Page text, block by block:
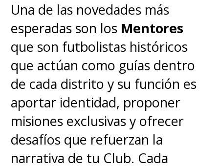
Una de las novedades más
esperadas son los Mentores
que son futbolistas históricos
que actúan como guías dentro
de cada distrito y su función es
aportar identidad, proponer
misiones exclusivas y ofrecer
desafíos que refuerzan la
narrativa de tu Club. Cada